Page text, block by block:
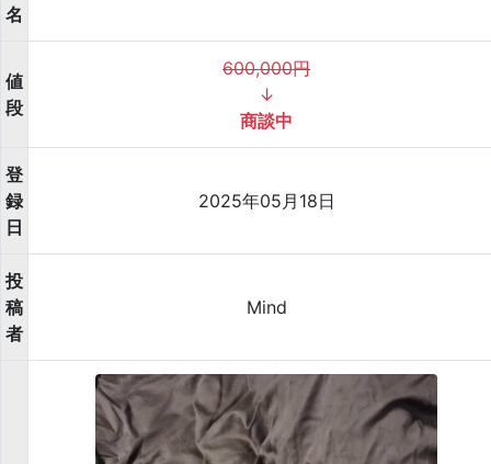
名
値
段
600,000円
↓
商談中
登
録
日
2025年05月18日
投
稿
者
Mind